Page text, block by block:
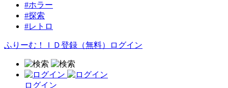
#ホラー
#探索
#レトロ
ふりーむ！ＩＤ登録（無料） ログイン
ログイン